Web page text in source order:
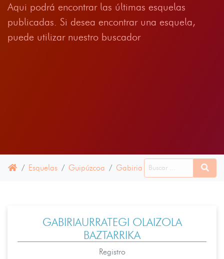
Aqui podrá encontrar las últimas esquelas
publicadas. Si desea encontrar una esquela,
puede utilizar nuestro buscador
Esquelas Guipúzcoa Gabiria 09 JUNIO 2025
GABIRIAURRATEGI OLAIZOLA
BAZTARRIKA
Registro